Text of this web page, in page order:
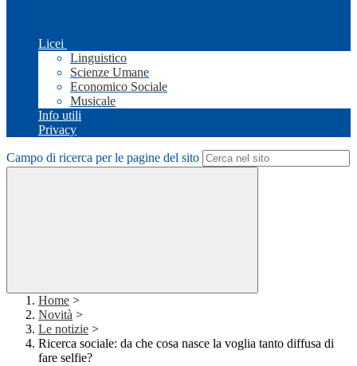
Licei
Linguistico
Scienze Umane
Economico Sociale
Musicale
Info utili
Privacy
Campo di ricerca per le pagine del sito
Home >
Novità >
Le notizie >
Ricerca sociale: da che cosa nasce la voglia tanto diffusa di
fare selfie?